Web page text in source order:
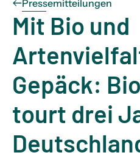
Pressemitteilungen
Mit Bio und
Gepäck:
tourt drei